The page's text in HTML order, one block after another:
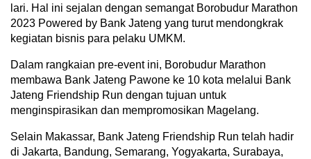
lari. Hal ini sejalan dengan semangat Borobudur Marathon
2023 Powered by Bank Jateng yang turut mendongkrak
kegiatan bisnis para pelaku UMKM.
Dalam rangkaian pre-event ini, Borobudur Marathon
membawa Bank Jateng Pawone ke 10 kota melalui Bank
Jateng Friendship Run dengan tujuan untuk
menginspirasikan dan mempromosikan Magelang.
Selain Makassar, Bank Jateng Friendship Run telah hadir
di Jakarta, Bandung, Semarang, Yogyakarta, Surabaya,